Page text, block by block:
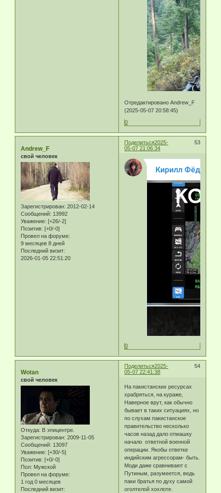
Отредактировано Andrew_F
(2025-05-07 20:58:45)
0
Поделиться 53
2025-
05-07 21:06:34
Andrew_F
свой человек
Зарегистрирован: 2012-02-14
Сообщений: 13992
Уважение: [+26/-2]
Позитив: [+0/-0]
Провел на форуме:
9 месяцев 8 дней
Последний визит:
2026-01-05 22:51:20
0
Поделиться 54
2025-
05-07 22:41:38
Wotan
свой человек
Откуда: В эпицентре.
Зарегистрирован: 2009-11-05
Сообщений: 13097
Уважение: [+30/-5]
Позитив: [+0/-0]
Пол: Мужской
Провел на форуме:
1 год 0 месяцев
Последний визит:
На пакистанских ресурсах
храбряться, на кураже,
Наверное врут, как обычно
бывает в таких ситуациях, но
по слухам пакистанское
правительство несколько
часов назад дало отмашку
начало ответной военной
операции. Якобы ответке
индийским агрессорам- быть.
Моди даже сравнивают с
Путиным, разумеется, ведь
паки братья по духу самой
оголтелой хохлоте.